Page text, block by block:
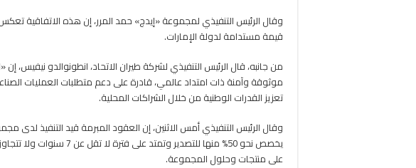
وقال الرئيس التنفيذي لمجموعة «إيدج» حمد المرر، إن هذه الاتفاقية
قيمة مستدامة لدولة الإمارات.
من جانبه، قال الرئيس التنفيذي لشركة طيران الاتحاد، انطونوالدو نيفيس، إن
موثوقة وآمنة ذات امتداد عالمي، قادرة على دعم متطلبات العمليات
تعزيز القدرات الوطنية من خلال الشراكات المحلية.
على منتجات وحلول المجموعة.